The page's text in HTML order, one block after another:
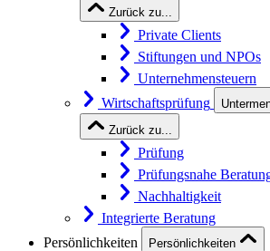
Zurück zu...
Private Clients
Stiftungen und NPOs
Unternehmensteuern
Wirtschaftsprüfung
Zurück zu...
Prüfung
Prüfungsnahe
Nachhaltigkeit
Integrierte Beratung
Persönlichkeiten
Persönlichkeiten